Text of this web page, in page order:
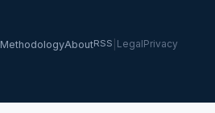
MethodologyAboutRSS LegalPrivacy